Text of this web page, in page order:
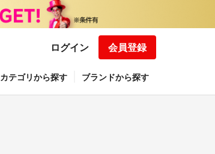
ログイン 会員登録
カテゴリから探す ブランドから探す